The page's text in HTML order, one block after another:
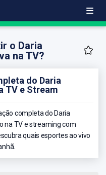
o Daria
na TV?
do Daria
TV e Stream
completa do Daria
na TV e streaming com
quais esportes ao vivo